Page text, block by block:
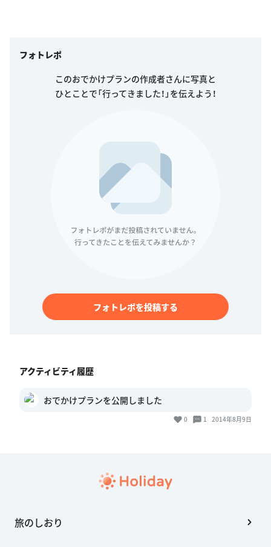
フォトレポ
このおでかけプランの作成者さんに写真と
ひとことで「行ってきました！」を伝えよう！
フォトレポを投稿する
アクティビティ履歴
おでかけプランを公開しました
0 1 2014年8月9日
旅のしおり